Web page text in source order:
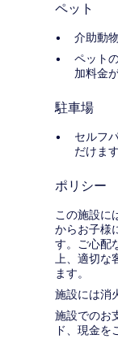
ペット
介助動
ペット
加料金
駐車場
セルフ
だけます
ポリシー
この施設に
からお子様
す。ご心配
上、適切な
ます。
施設には消
施設でのお
ド、現金を